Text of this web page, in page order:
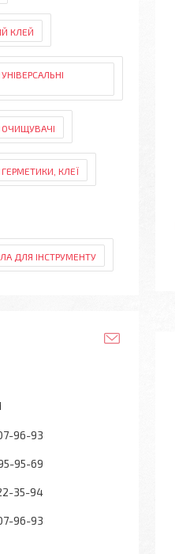
КЛЕЙ
ОЧИЩУВАЧІ
КЛЕЇ
ДЛЯ ІНСТРУМЕНТУ
96-93
95-69
35-94
96-93